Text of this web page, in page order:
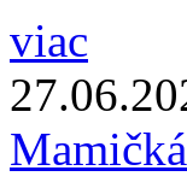
viac
27.06.